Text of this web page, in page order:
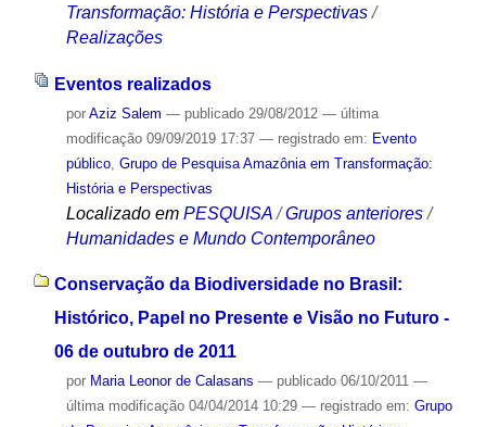
Transformação: História e Perspectivas /
Realizações
Eventos realizados
por Aziz Salem — publicado29/08/2012 — última
modificação09/09/2019 17:37 — registrado em: Evento
público, Grupo de Pesquisa Amazônia em Transformação:
História e Perspectivas
Localizado em PESQUISA /Grupos anteriores /
Humanidades e Mundo Contemporâneo
Conservação da Biodiversidade no Brasil:
Histórico, Papel no Presente e Visão no Futuro -
06 de outubro de 2011
por Maria Leonor de Calasans — publicado06/10/2011 —
última modificação04/04/2014 10:29 — registrado em: Grupo